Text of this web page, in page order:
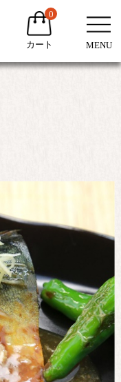
0
カート MENU